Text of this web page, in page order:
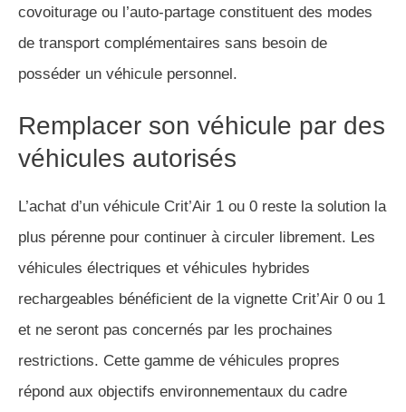
covoiturage ou l’auto-partage constituent des modes
de transport complémentaires sans besoin de
posséder un véhicule personnel.
Remplacer son véhicule par des
véhicules autorisés
L’achat d’un véhicule Crit’Air 1 ou 0 reste la solution la
plus pérenne pour continuer à circuler librement. Les
véhicules électriques et véhicules hybrides
rechargeables bénéficient de la vignette Crit’Air 0 ou 1
et ne seront pas concernés par les prochaines
restrictions. Cette gamme de véhicules propres
répond aux objectifs environnementaux du cadre